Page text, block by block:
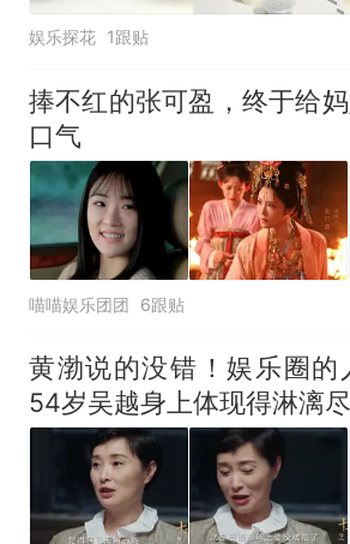
娱乐探花 1跟贴
捧不红的张可盈，终于给
口气
喵喵娱乐团团 6跟贴
黄渤说的没错！娱乐圈的
54岁吴越身上体现得淋漓